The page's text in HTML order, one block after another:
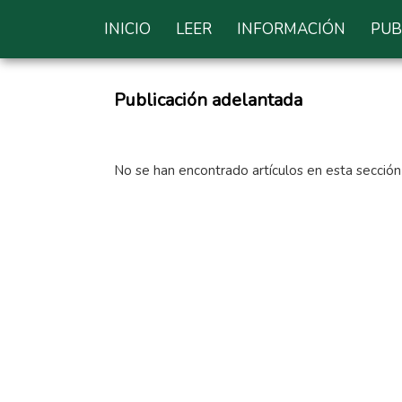
INICIO LEER INFORMACIÓN
Publicación adelantada
No se han encontrado artículos en esta sección